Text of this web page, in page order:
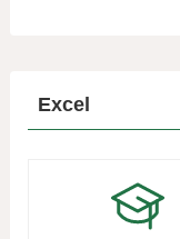
Excel